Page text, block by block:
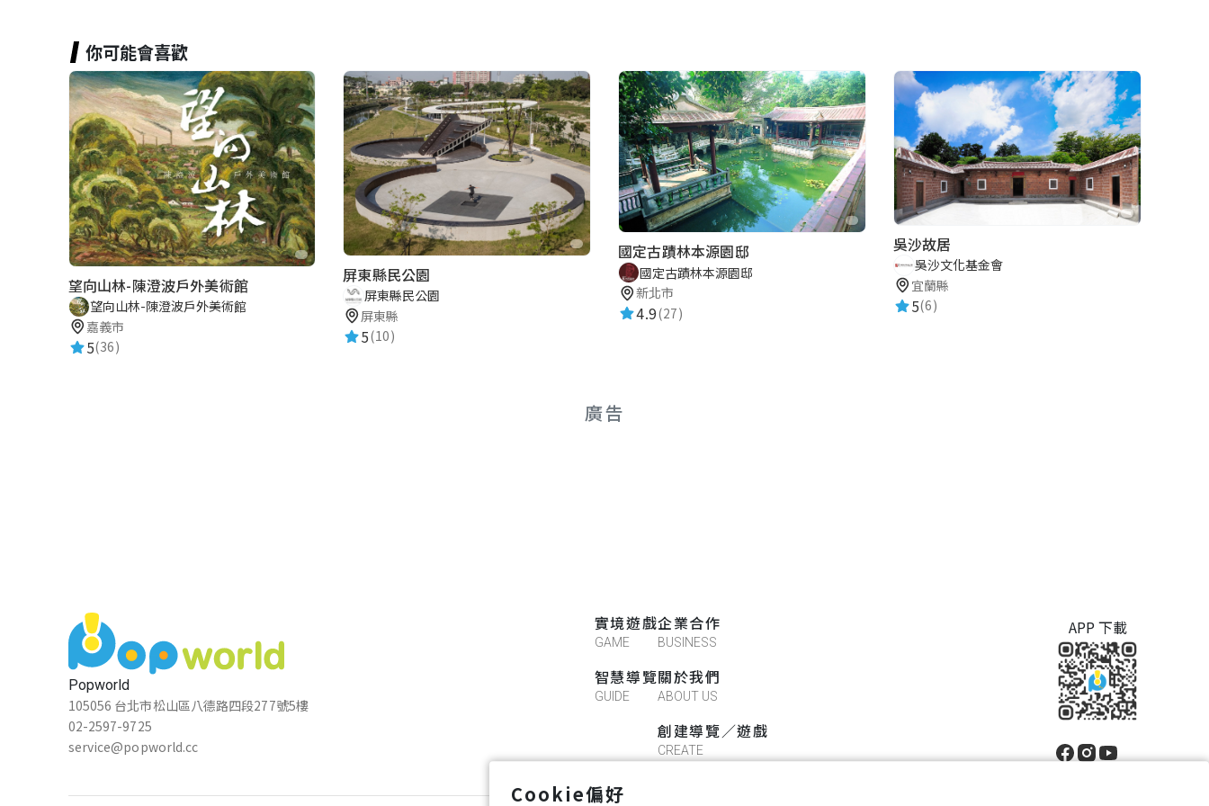
你可能會喜歡
望向山林-陳澄波戶外美術館
望向山林-陳澄波戶外美術館
嘉義市
5(36)
屏東縣民公園
屏東縣民公園
屏東縣
5(10)
國定古蹟林本源園邸
國定古蹟林本源園邸
新北市
4.9(27)
吳沙故居
吳沙文化基金會
宜蘭縣
5(6)
廣告
Popworld
105056 台北市松山區八德路四段277號5樓
02-2597-9725
service@popworld.cc
實境遊戲
GAME
智慧導覽
GUIDE
企業合作
BUSINESS
關於我們
ABOUT US
創建導覽／遊戲
CREATE
APP 下載
Cookie偏好